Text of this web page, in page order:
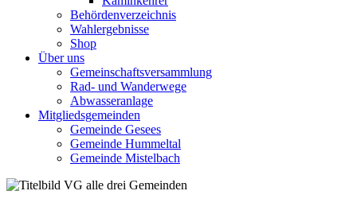
Behördenverzeichnis
Wahlergebnisse
Shop
Über uns
Gemeinschaftsversammlung
Rad- und Wanderwege
Abwasseranlage
Mitgliedsgemeinden
Gemeinde Gesees
Gemeinde Hummeltal
Gemeinde Mistelbach